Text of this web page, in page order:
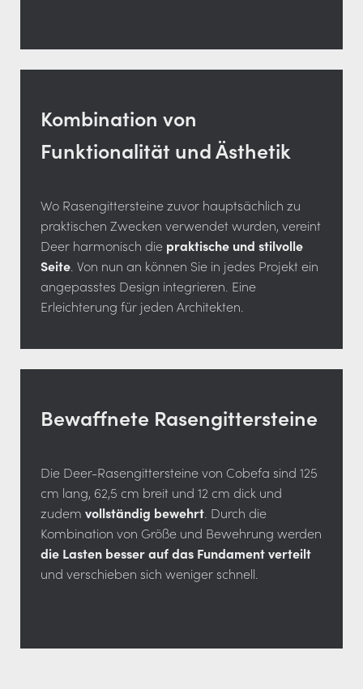
Kombination von
Funktionalität und Ästhetik
Wo Rasengittersteine zuvor hauptsächlich zu
praktischen Zwecken verwendet wurden, vereint
Deer harmonisch die praktische und stilvolle
Seite. Von nun an können Sie in jedes Projekt ein
angepasstes Design integrieren. Eine
Erleichterung für jeden Architekten.
Bewaffnete Rasengittersteine
Die Deer-Rasengittersteine von Cobefa sind 125
cm lang, 62,5 cm breit und 12 cm dick und
zudem vollständig bewehrt. Durch die
Kombination von Größe und Bewehrung werden
die Lasten besser auf das Fundament verteilt
und verschieben sich weniger schnell.